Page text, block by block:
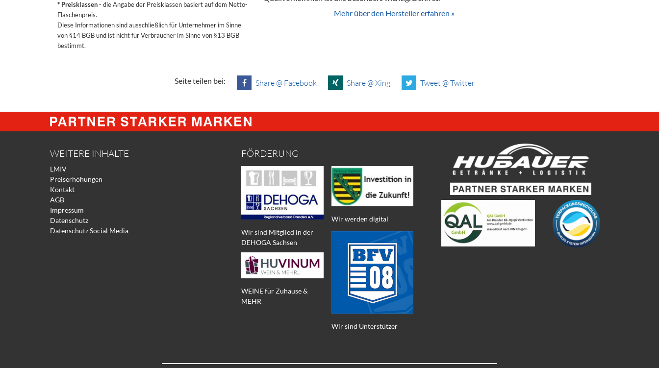
* Preisklassen- die Angabe der Preisklassen basiert auf dem Netto-
Flaschenpreis.
Diese Informationen sind ausschließlich für Unternehmer im Sinne
von §14 BGB und ist nicht für Verbraucher im Sinne von §13 BGB
bestimmt.
Mehr über den Hersteller erfahren »
Seite teilen bei: Share @ Facebook Share @ Xing Tweet @ Twitter
WEITERE INHALTE
LMIV
Preiserhöhungen
Kontakt
AGB
Impressum
Datenschutz
Datenschutz Social Media
FÖRDERUNG
Wir sind Mitglied in der
DEHOGA Sachsen
WEINE für Zuhause &
MEHR
Wir werden digital
Wir sind Unterstützer